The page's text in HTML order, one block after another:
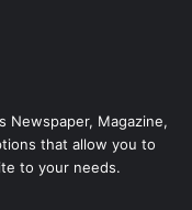
Newspaper, Magazine,
that allow you to
to your needs.